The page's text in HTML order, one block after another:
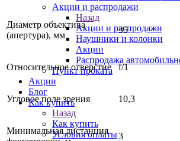
Акции и распродажи
Назад
Акции и распродажи
Наушники и колонки
Акции
Распродажа
Пункт проката
Акции
Блог
Как купить
Назад
Как купить
Условия оплаты
Диаметр объектива
(апертура), мм
35
Относительное отверстие f/1
Угловое поле зрения 10,3
Минимальная дистанция
3